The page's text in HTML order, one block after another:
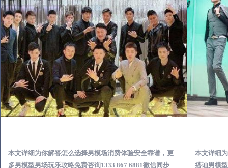
本文详细为你解答怎么选择男模场消费体验安全靠谱，更
多男模型男场玩乐攻略免费咨询1333 867 6881微信同步
本文详细
搭讪男模